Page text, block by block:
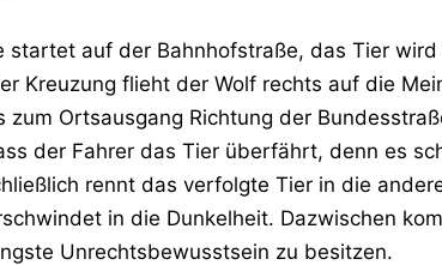
startet auf der Bahnhofstraße, das Tier
Kreuzung flieht der Wolf rechts auf die
zum Ortsausgang Richtung der
der Fahrer das Tier überfährt, denn es
rennt das verfolgte Tier in die
in die Dunkelheit. Dazwischen
Unrechtsbewusstsein zu besitzen.